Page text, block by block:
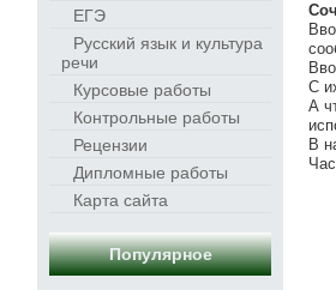
ЕГЭ
Русский язык и культура
речи
Курсовые работы
Контрольные работы
Рецензии
Дипломные работы
Карта сайта
Популярное
С
А
В